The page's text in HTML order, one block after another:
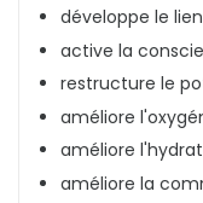
développe le
active la
restructure le
améliore
améliore
améliore la